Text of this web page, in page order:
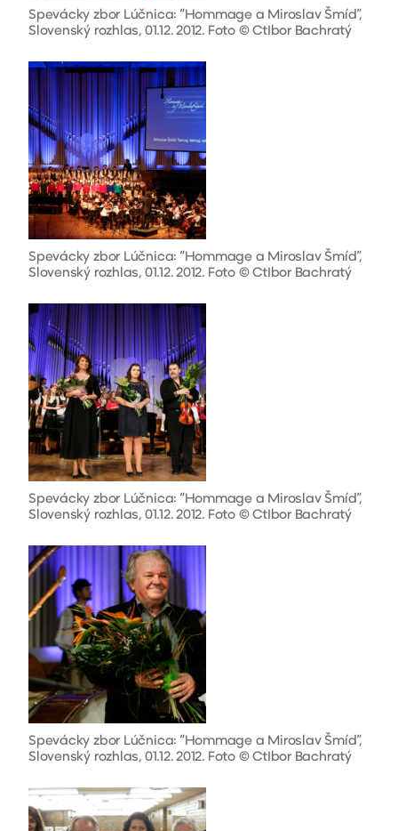
Spevácky zbor Lúčnica: “Hommage a Miroslav Šmíd”,
Slovenský rozhlas, 01.12. 2012. Foto © CtIbor Bachratý
Spevácky zbor Lúčnica: “Hommage a Miroslav Šmíd”,
Slovenský rozhlas, 01.12. 2012. Foto © CtIbor Bachratý
Spevácky zbor Lúčnica: “Hommage a Miroslav Šmíd”,
Slovenský rozhlas, 01.12. 2012. Foto © CtIbor Bachratý
Spevácky zbor Lúčnica: “Hommage a Miroslav Šmíd”,
Slovenský rozhlas, 01.12. 2012. Foto © CtIbor Bachratý